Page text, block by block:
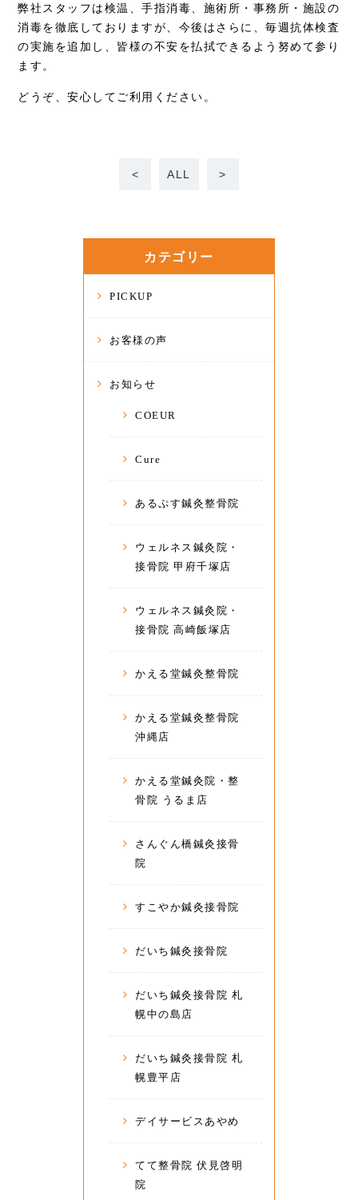
弊社スタッフは検温、手指消毒、施術所・事務所・施設の
消毒を徹底しておりますが、今後はさらに、毎週抗体検査
の実施を追加し、皆様の不安を払拭できるよう努めて参り
ます。
どうぞ、安心してご利用ください。
< ALL >
カテゴリー
PICKUP
お客様の声
お知らせ
COEUR
Cure
あるぷす鍼灸整骨院
ウェルネス鍼灸院・
接骨院 甲府千塚店
ウェルネス鍼灸院・
接骨院 高崎飯塚店
かえる堂鍼灸整骨院
かえる堂鍼灸整骨院
沖縄店
かえる堂鍼灸院・整
骨院 うるま店
さんぐん橋鍼灸接骨
院
すこやか鍼灸接骨院
だいち鍼灸接骨院
だいち鍼灸接骨院 札
幌中の島店
だいち鍼灸接骨院 札
幌豊平店
デイサービスあやめ
てて整骨院 伏見啓明
院